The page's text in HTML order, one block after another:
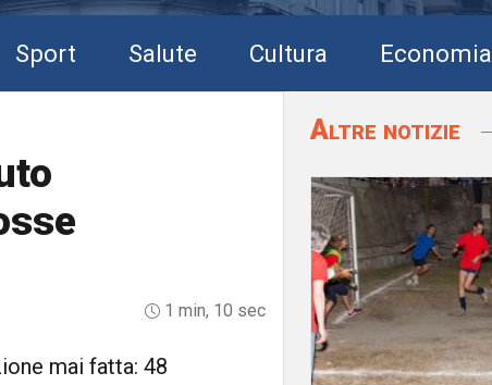
Sport Salute Cultura Economia
1 min, 10 sec
mai fatta: 48
Altre notizie